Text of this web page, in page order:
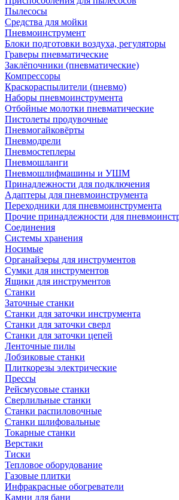
Пылесосы
Средства для мойки
Пневмоинструмент
Блоки подготовки воздуха, регуляторы
Граверы пневматические
Заклёпочники (пневматические)
Компрессоры
Краскораспылители (пневмо)
Наборы пневмоинструмента
Отбойные молотки пневматические
Пистолеты продувочные
Пневмогайковёрты
Пневмодрели
Пневмостеплеры
Пневмошланги
Пневмошлифмашины и УШМ
Принадлежности для подключения
Адаптеры для пневмоинструмента
Переходники для пневмоинструмента
Прочие принадлежности для
Соединения
Системы хранения
Носимые
Органайзеры для инструментов
Сумки для инструментов
Ящики для инструментов
Станки
Заточные станки
Станки для заточки инструмента
Станки для заточки сверл
Станки для заточки цепей
Ленточные пилы
Лобзиковые станки
Плиткорезы электрические
Прессы
Рейсмусовые станки
Сверлильные станки
Станки распиловочные
Станки шлифовальные
Токарные станки
Верстаки
Тиски
Тепловое оборудование
Газовые плитки
Инфракрасные обогреватели
Камни для бани